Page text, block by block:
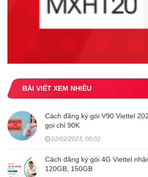
BÀI VIẾT XEM NHIỀU
Cách đăng ký gói V90 Viettel
gọi chỉ 90K
02/02/2023, 00:02
Cách đăng ký gói 4G Viettel
120GB, 150GB